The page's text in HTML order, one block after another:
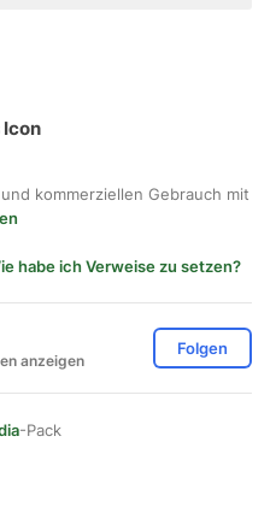
kommerziellen Gebrauch mit
habe ich Verweise zu setzen?
anzeigen
Folgen
-Pack